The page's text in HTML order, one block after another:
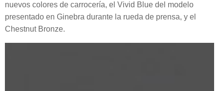
nuevos colores de carrocería, el Vivid Blue del modelo
presentado en Ginebra durante la rueda de prensa, y el
Chestnut Bronze.